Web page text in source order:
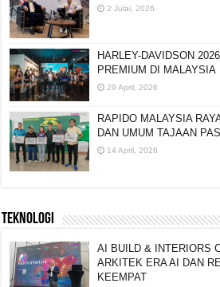
2 Julai, 2026
HARLEY-DAVIDSON
PREMIUM DI MALAYSIA
29 April, 2026
RAPIDO MALAYSIA
DAN UMUM TAJAAN
14 April, 2026
TEKNOLOGI
AI BUILD & INTERIORS
ARKITEK ERA AI DAN
KEEMPAT